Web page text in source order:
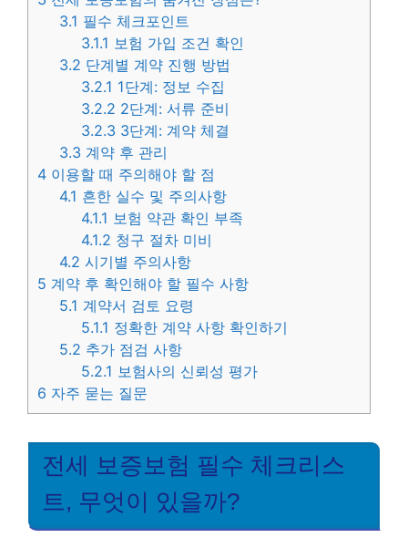
3.1 필수 체크포인트
3.1.1 보험 가입 조건 확인
3.2 단계별 계약 진행 방법
3.2.1 1단계: 정보 수집
3.2.2 2단계: 서류 준비
3.2.3 3단계: 계약 체결
3.3 계약 후 관리
4 이용할 때 주의해야 할 점
4.1 흔한 실수 및 주의사항
4.1.1 보험 약관 확인 부족
4.1.2 청구 절차 미비
4.2 시기별 주의사항
5 계약 후 확인해야 할 필수 사항
5.1 계약서 검토 요령
5.1.1 정확한 계약 사항 확인하기
5.2 추가 점검 사항
5.2.1 보험사의 신뢰성 평가
6 자주 묻는 질문
전세 보증보험 필수 체크리스
트, 무엇이 있을까?